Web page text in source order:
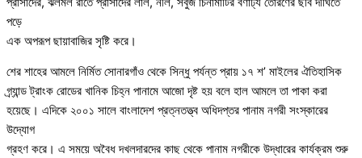
পড়ে
এক অপরূপ ছায়াবাজির সৃষ্টি করে।
শের শাহের আমলে নির্মিত সোনারগাঁও থেকে সিন্ধু পর্যন্ত প্রায় ১৭ শ’ মাইলের ঐতিহাসিক
গ্র্যান্ড ট্রাংক রোডের খানিক চিহ্ন পানামে আজো দৃষ্ট হয় বলে হাল আমলে তা পাকা করা
হয়েছে। এদিকে ২০০১ সালে বাংলাদেশ প্রত্নতত্ত্ব অধিদপ্তর পানাম নগরী সংস্কারের
উদ্যোগ
গ্রহণ করে। এ সময়ে অবৈধ দখলদারদের কাছ থেকে পানাম নগরীকে উদ্ধারের কার্যক্রম শুরু